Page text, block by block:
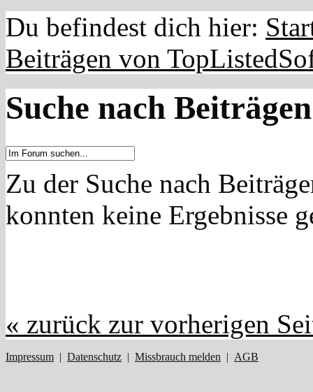
Du befindest dich hier:
Beiträgen von
Suche nach
Zu der Suche nach
konnten keine Ergebnisse
« zurück zur vorherigen
Impressum | Datenschutz | Missbrauch melden | AGB